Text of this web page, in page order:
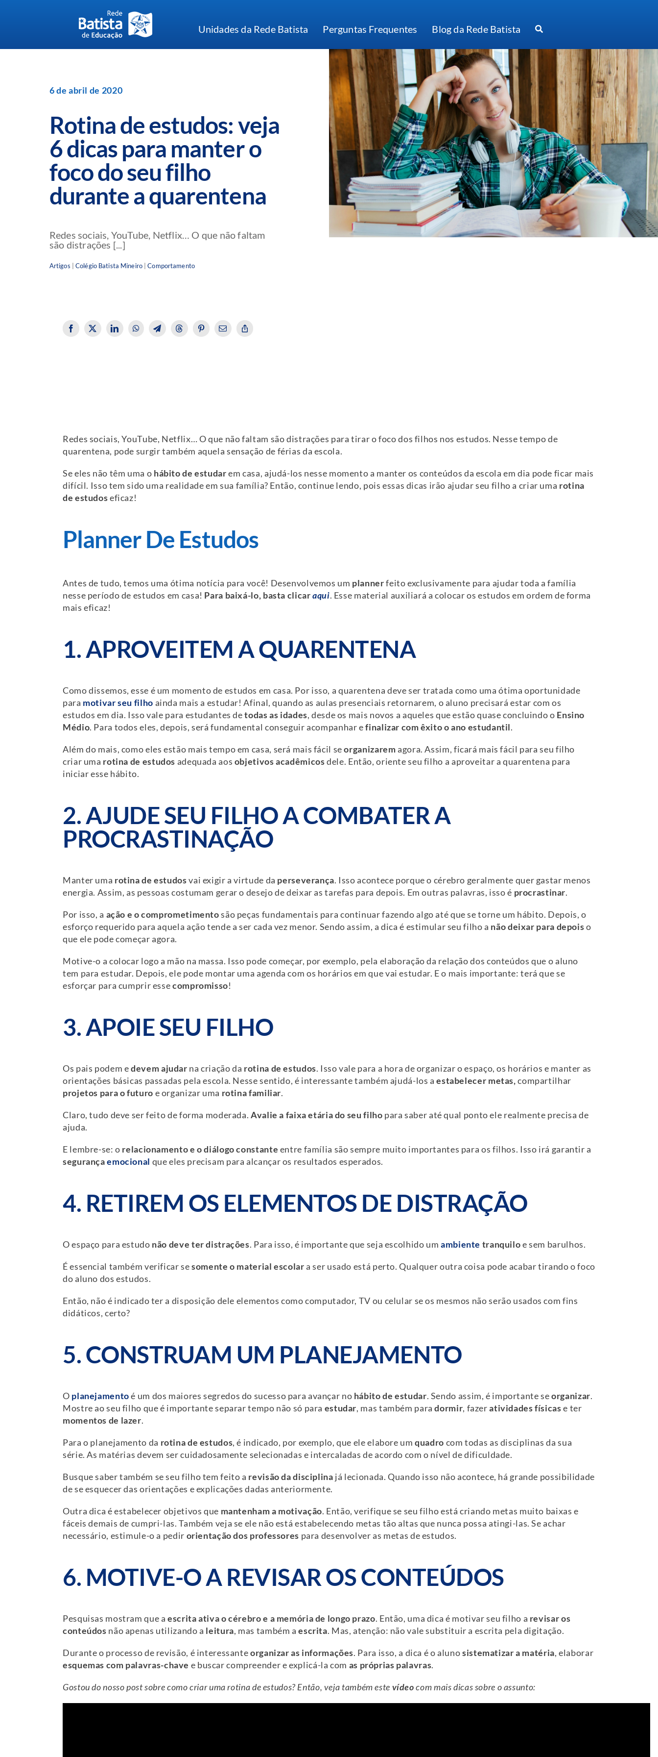
Unidades da Rede Batista Perguntas Frequentes Blog da Rede Batista
6 de abril de 2020
Rotina de estudos: veja
6 dicas para manter o
foco do seu filho
durante a quarentena
Redes sociais, YouTube, Netflix… O que não faltam
são distrações [...]
Artigos |Colégio Batista Mineiro|Comportamento
Redes sociais, YouTube, Netflix… O que não faltam são distrações para tirar o foco dos filhos nos estudos. Nesse tempo de
quarentena, pode surgir também aquela sensação de férias da escola.
Se eles não têm uma o hábito de estudarem casa, ajudá-los nesse momento a manter os conteúdos da escola em dia pode ficar mais
difícil. Isso tem sido uma realidade em sua família? Então, continue lendo, pois essas dicas irão ajudar seu filho a criar uma rotina
de estudoseficaz!
Planner De Estudos
Antes de tudo, temos uma ótima notícia para você! Desenvolvemos um plannerfeito exclusivamente para ajudar toda a família
nesse período de estudos em casa! Para baixá-lo, basta clicaraqui. Esse material auxiliará a colocar os estudos em ordem de forma
mais eficaz!
1. APROVEITEM A QUARENTENA
Como dissemos, esse é um momento de estudos em casa. Por isso, a quarentena deve ser tratada como uma ótima oportunidade
para motivar seu filho ainda mais a estudar! Afinal, quando as aulas presenciais retornarem, o aluno precisará estar com os
estudos em dia. Isso vale para estudantes detodas as idades, desde os mais novos a aqueles que estão quase concluindo o Ensino
Médio. Para todos eles, depois, será fundamental conseguir acompanhar efinalizar com êxito o ano estudantil.
Além do mais, como eles estão mais tempo em casa, será mais fácil seorganizaremagora. Assim, ficará mais fácil para seu filho
criar uma rotina de estudos adequada aos objetivos acadêmicosdele. Então, oriente seu filho a aproveitar a quarentena para
iniciar esse hábito.
2. AJUDE SEU FILHO A COMBATER A
PROCRASTINAÇÃO
Manter uma rotina de estudosvai exigir a virtude da perseverança. Isso acontece porque o cérebro geralmente quer gastar menos
energia. Assim, as pessoas costumam gerar o desejo de deixar as tarefas para depois. Em outras palavras, isso é procrastinar.
Por isso, a ação e o comprometimentosão peças fundamentais para continuar fazendo algo até que se torne um hábito. Depois, o
esforço requerido para aquela ação tende a ser cada vez menor. Sendo assim, a dica é estimular seu filho a não deixar para depoiso
que ele pode começar agora.
Motive-o a colocar logo a mão na massa. Isso pode começar, por exemplo, pela elaboração da relação dos conteúdos que o aluno
tem para estudar. Depois, ele pode montar uma agenda com os horários em que vai estudar. E o mais importante: terá que se
esforçar para cumprir essecompromisso!
3. APOIE SEU FILHO
Os pais podem edevem ajudar na criação da rotina de estudos. Isso vale para a hora de organizar o espaço, os horários e manter as
orientações básicas passadas pela escola. Nesse sentido, é interessante também ajudá-los aestabelecer metas,compartilhar
projetos para o futuro e organizar uma rotina familiar.
Claro, tudo deve ser feito de forma moderada. Avalie a faixa etária do seu filho para saber até qual ponto ele realmente precisa de
ajuda.
E lembre-se: o relacionamento e o diálogo constante entre família são sempre muito importantes para os filhos. Isso irá garantir a
segurançaemocional que eles precisam para alcançar os resultados esperados.
4. RETIREM OS ELEMENTOS DE DISTRAÇÃO
O espaço para estudo não deve ter distrações. Para isso, é importante que seja escolhido um ambiente tranquiloe sem barulhos.
É essencial também verificar sesomente o material escolara ser usado está perto. Qualquer outra coisa pode acabar tirando o foco
do aluno dos estudos.
Então, não é indicado ter a disposição dele elementos como computador, TV ou celular se os mesmos não serão usados com fins
didáticos, certo?
5. CONSTRUAM UM PLANEJAMENTO
O planejamentoé um dos maiores segredos do sucesso para avançar no hábito de estudar. Sendo assim, é importante seorganizar.
Mostre ao seu filho que é importante separar tempo não só para estudar, mas também paradormir, fazeratividades físicase ter
momentos de lazer.
Para o planejamento da rotina de estudos, é indicado, por exemplo, que ele elabore umquadro com todas as disciplinas da sua
série. As matérias devem ser cuidadosamente selecionadas e intercaladas de acordo com o nível de dificuldade.
Busque saber também se seu filho tem feito a revisão da disciplina já lecionada. Quando isso não acontece, há grande possibilidade
de se esquecer das orientações e explicações dadas anteriormente.
Outra dica é estabelecer objetivos que mantenham a motivação. Então, verifique se seu filho está criando metas muito baixas e
fáceis demais de cumpri-las. Também veja se ele não está estabelecendo metas tão altas que nunca possa atingi-las. Se achar
necessário, estimule-o a pedir orientação dos professores para desenvolver as metas de estudos.
6. MOTIVE-O A REVISAR OS CONTEÚDOS
Pesquisas mostram que aescrita ativa o cérebro e a memória de longo prazo. Então, uma dica é motivar seu filho a revisar os
conteúdos não apenas utilizando a leitura, mas também aescrita. Mas, atenção: não vale substituir a escrita pela digitação.
Durante o processo de revisão, é interessanteorganizar as informações. Para isso, a dica é o alunosistematizar a matéria, elaborar
esquemas com palavras-chave e buscar compreender e explicá-la com as próprias palavras.
Gostou do nosso post sobre como criar uma rotina de estudos? Então, veja também este vídeocom mais dicas sobre o assunto: